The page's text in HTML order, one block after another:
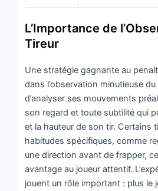
L’Importance de
Tireur
Une stratégie gagnante au
dans l’observation minutieuse
d’analyser ses mouvements
son regard et toute subtilité qui
et la hauteur de son tir. Certains
habitudes spécifiques, comme
une direction avant de frapper,
avantage au joueur attentif.
jouent un rôle important : plus le